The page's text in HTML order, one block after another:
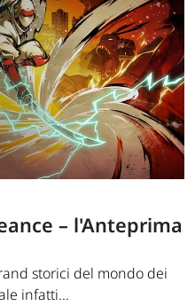
– l'Anteprima
storici del mondo dei
infatti...